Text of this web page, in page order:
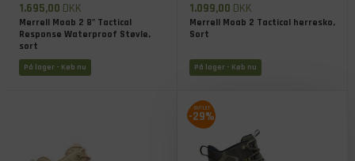
1.695,00 DKK
Merrell Moab 2 8" Tactical
Response Waterproof Støvle,
sort
På lager - Køb nu
1.099,00 DKK
Merrell Moab 2 Tactical herresko,
Sort
På lager - Køb nu
-29%